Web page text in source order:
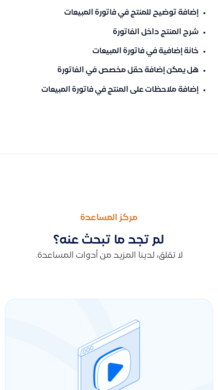
إضافة توضيح للمنتج في فاتورة المبيعات
شرح المنتج داخل الفاتورة
خانة إضافية في فاتورة المبيعات
هل يمكن إضافة حقل مخصص في الفاتورة
إضافة ملاحظات على المنتج في فاتورة المبيعات
مركز المساعدة
لم تجد ما تبحث عنه؟
لا تقلق، لدينا المزيد من أدوات المساعدة.